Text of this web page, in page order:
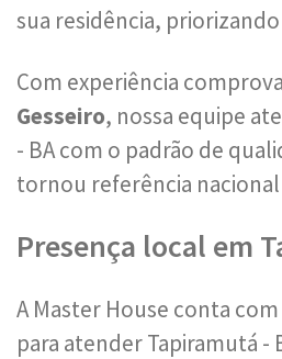
sua residência,
Com experiência
Gesseiro, nossa equipe
- BA com o padrão de
tornou referência
Presença local em
A Master House conta
para atender Tapiramutá -